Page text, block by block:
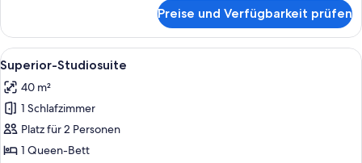
Zimmer
Preise und Verfügbarkeit prüfen
Alle
Fotos
für
Superior-
Studiosuite
anzeigen
Ein modernes Hotelzimmer mit
3
Superior-Studiosuite
40 m²
1 Schlafzimmer
Platz für 2 Personen
1 Queen-Bett